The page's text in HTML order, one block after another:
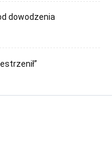
dowodzenia